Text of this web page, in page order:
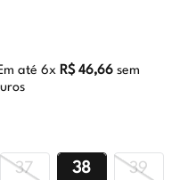
até 6x R$ 46,66sem
37 38 39